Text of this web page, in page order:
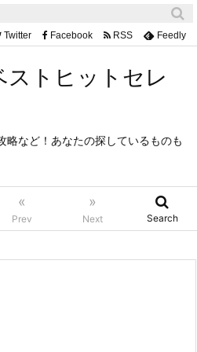
ストヒットセレ
略など！あなたの探しているものも
«
Prev
»
Next Search
Twitter Facebook RSS Feedly